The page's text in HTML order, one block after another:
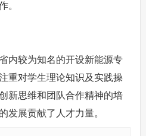
。
内较为知名的开设新能源专
重对学生理论知识及实践操
新思维和团队合作精神的培
发展贡献了人才力量。